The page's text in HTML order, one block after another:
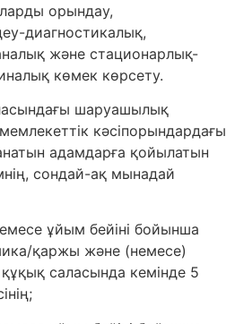
орындау,
диагностикалық,
және стационарлық-
көмек көрсету.
шаруашылық
кәсіпорындардағы
адамдарға қойылатын
сондай-ақ мынадай
ұйым бейіні бойынша
қаржы және (немесе)
саласында кемінде 5